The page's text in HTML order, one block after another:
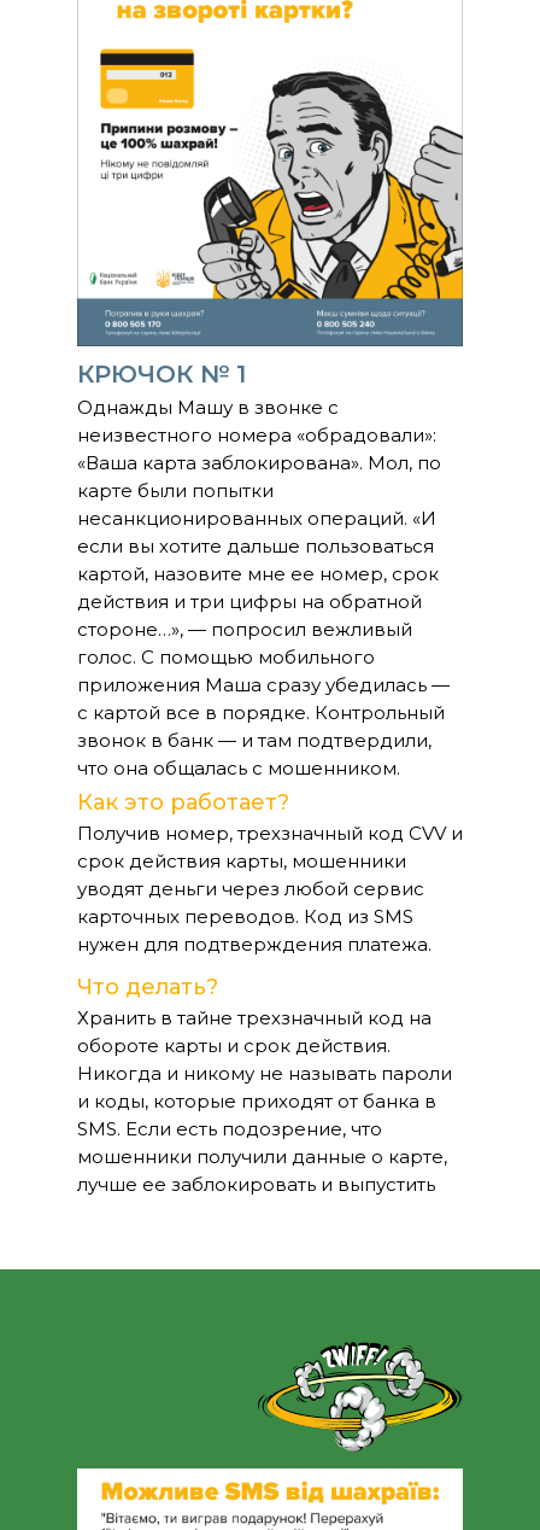
КРЮЧОК № 1
Однажды Машу в звонке с
неизвестного номера «обрадовали»:
«Ваша карта заблокирована». Мол, по
карте были попытки
несанкционированных операций. «И
если вы хотите дальше пользоваться
картой, назовите мне ее номер, срок
действия и три цифры на обратной
стороне…», — попросил вежливый
голос. С помощью мобильного
приложения Маша сразу убедилась —
с картой все в порядке. Контрольный
звонок в банк — и там подтвердили,
что она общалась с мошенником.
Как это работает?
Получив номер, трехзначный код CVV и
срок действия карты, мошенники
уводят деньги через любой сервис
карточных переводов. Код из SMS
нужен для подтверждения платежа.
Что делать?
Хранить в тайне трехзначный код на
обороте карты и срок действия.
Никогда и никому не называть пароли
и коды, которые приходят от банка в
SMS. Если есть подозрение, что
мошенники получили данные о карте,
лучше ее заблокировать и выпустить